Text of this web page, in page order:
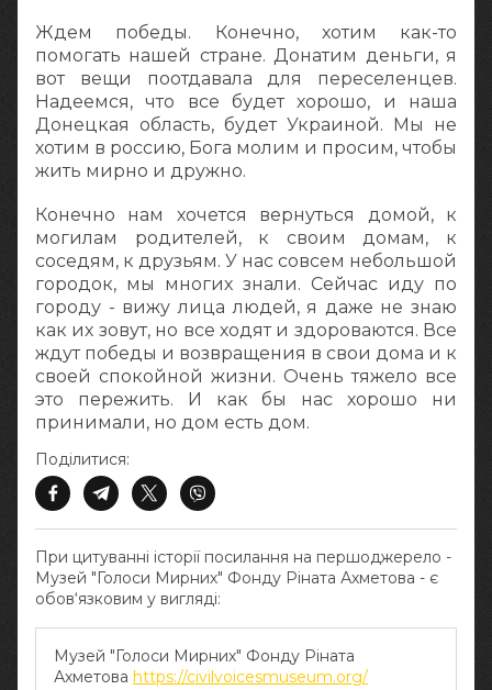
Ждем победы. Конечно, хотим как-то
помогать нашей стране. Донатим деньги, я
вот вещи поотдавала для переселенцев.
Надеемся, что все будет хорошо, и наша
Донецкая область, будет Украиной. Мы не
хотим в россию, Бога молим и просим, чтобы
жить мирно и дружно.
Конечно нам хочется вернуться домой, к
могилам родителей, к своим домам, к
соседям, к друзьям. У нас совсем небольшой
городок, мы многих знали. Сейчас иду по
городу - вижу лица людей, я даже не знаю
как их зовут, но все ходят и здороваются. Все
ждут победы и возвращения в свои дома и к
своей спокойной жизни. Очень тяжело все
это пережить. И как бы нас хорошо ни
принимали, но дом есть дом.
При цитуванні історії посилання на першоджерело -
Музей "Голоси Мирних" Фонду Ріната Ахметова - є
обов‘язковим у вигляді:
Музей "Голоси Мирних" Фонду Ріната
Ахметова https://civilvoicesmuseum.org/
Поділитися: